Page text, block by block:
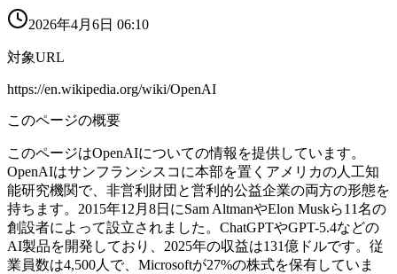
2026年4月6日 06:10
対象URL
https://en.wikipedia.org/wiki/OpenAI
このページの概要
このページはOpenAIについての情報を提供しています。
OpenAIはサンフランシスコに本部を置くアメリカの人工知
能研究機関で、非営利財団と営利的公益企業の両方の形態を
持ちます。2015年12月8日にSam AltmanやElon Muskら11名の
創設者によって設立されました。ChatGPTやGPT-5.4などの
AI製品を開発しており、2025年の収益は131億ドルです。従
業員数は4,500人で、Microsoftが27%の株式を保有していま